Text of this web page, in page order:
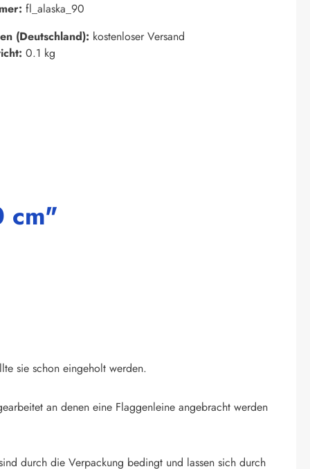
fl_alaska_90
(Deutschland): kostenloser Versand
0.1 kg
cm"
sie schon eingeholt werden.
an denen eine Flaggenleine angebracht werden
durch die Verpackung bedingt und lassen sich durch